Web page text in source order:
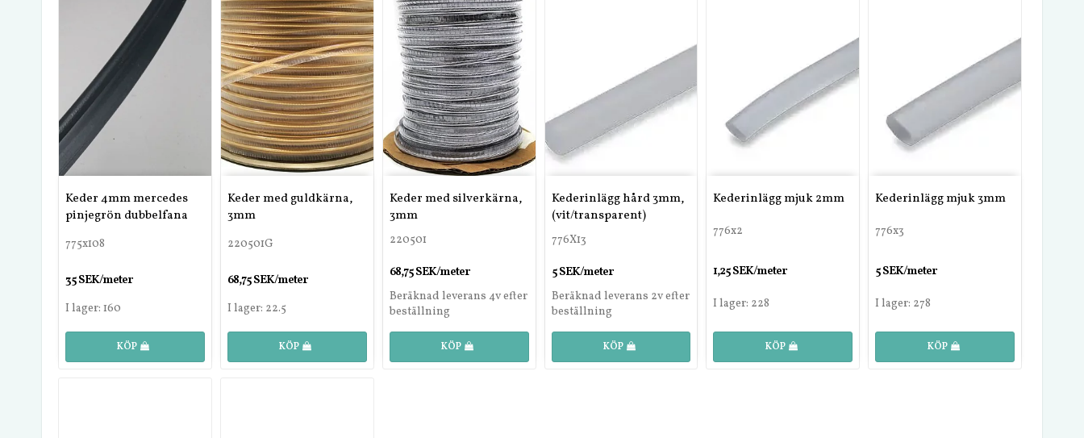
Keder 4mm mercedes
pinjegrön dubbelfana
775x108
35 SEK/meter
I lager: 160
KÖP
Keder med guldkärna,
3mm
220501G
68,75 SEK/meter
I lager: 22.5
KÖP
Keder med silverkärna,
3mm
220501
68,75 SEK/meter
Beräknad leverans 4v efter
beställning
KÖP
Kederinlägg hård 3mm,
(vit/transparent)
776X13
5 SEK/meter
Beräknad leverans 2v efter
beställning
KÖP
Kederinlägg mjuk 2mm
776x2
1,25 SEK/meter
I lager: 228
KÖP
Kederinlägg mjuk 3mm
776x3
5 SEK/meter
I lager: 278
KÖP